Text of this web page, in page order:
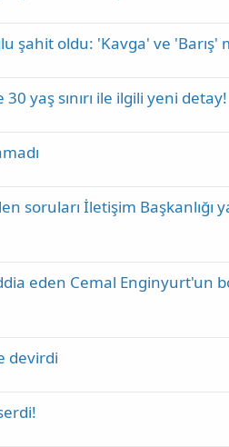
şahit oldu: 'Kavga' ve
yaş sınırı ile ilgili yeni detay!
soruları İletişim Başkanlığı
eden Cemal Enginyurt'un
devirdi